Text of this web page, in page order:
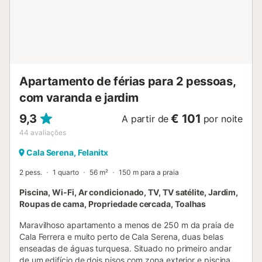
propriedade dispõe...
Apartamento de férias para 2 pessoas,
com varanda e jardim
9,3
44 avaliações
A partir de € 101 por noite
Cala Serena, Felanitx
2 pess. 1 quarto 56 m² 150 m para a praia
Piscina, Wi-Fi, Ar condicionado, TV, TV satélite, Jardim,
Roupas de cama, Propriedade cercada, Toalhas
Maravilhoso apartamento a menos de 250 m da praia de
Cala Ferrera e muito perto de Cala Serena, duas belas
enseadas de águas turquesa. Situado no primeiro andar
de um edifício de dois pisos com zona exterior e piscina